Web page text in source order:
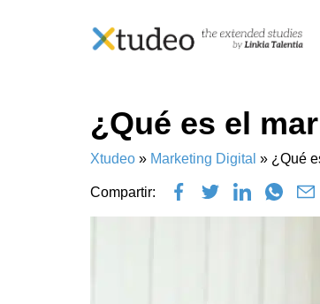
¿Qué es el
Xtudeo » Marketing Digital » ¿Qué
Compartir: